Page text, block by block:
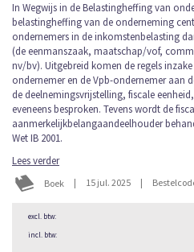
In Wegwijs in de Belastingheffing van
belastingheffing van de onderneming
ondernemers in de inkomstenbelasting
(de eenmanszaak, maatschap/vof,
nv/bv). Uitgebreid komen de regels
ondernemer en de Vpb-ondernemer aan
de deelnemingsvrijstelling, fiscale
eveneens besproken. Tevens wordt de
aanmerkelijkbelangaandeelhouder
Wet IB 2001.
Lees verder
Boek | 15 jul. 2025 |